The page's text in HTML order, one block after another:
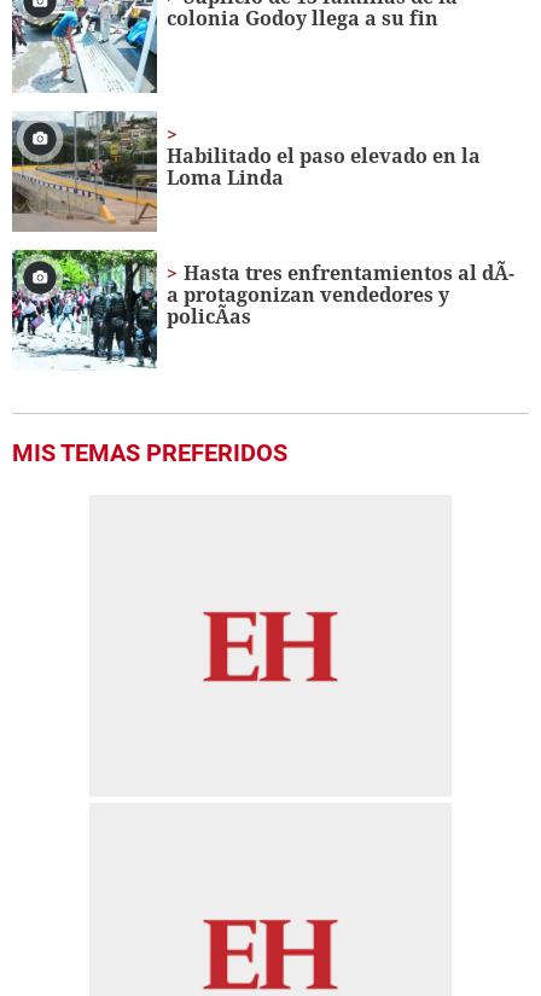
colonia Godoy llega a su fin
Habilitado el paso elevado en la
Loma Linda
Hasta tres enfrentamientos al dÃ­
a protagonizan vendedores y
policÃ­as
MIS TEMAS PREFERIDOS